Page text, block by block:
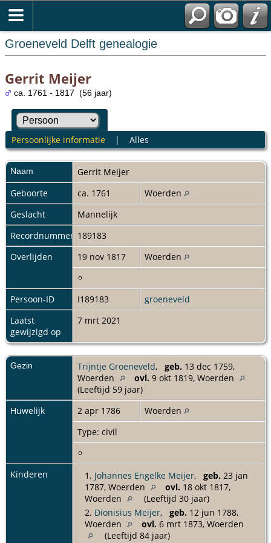
Groeneveld Delft genealogie
Gerrit Meijer
ca. 1761 - 1817 (56 jaar)
Persoonlijke informatie| Alles
Naam Gerrit Meijer
Geboorte
ca. 1761
Woerden
Geslacht
Mannelijk
Recordnummer 189183
Overlijden
19 nov 1817 Woerden
Persoon-ID I189183
groeneveld
Laatst
gewijzigd op
7 mrt 2021
Gezin Trijntje Groeneveld, geb. 13 dec 1759,
Woerden
ovl. 9 okt 1819, Woerden
(Leeftijd 59 jaar)
Huwelijk
2 apr 1786
Woerden
Type: civil
Kinderen 1. Johannes Engelke Meijer, geb. 23 jan
1787, Woerden
ovl. 18 okt 1817,
Woerden
(Leeftijd 30 jaar)
2. Dionisius Meijer, geb. 12 jun 1788,
Woerden
ovl. 6 mrt 1873, Woerden
(Leeftijd 84 jaar)